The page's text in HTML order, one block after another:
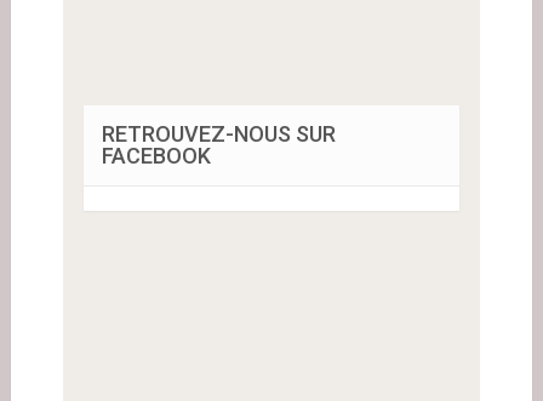
RETROUVEZ-NOUS SUR
FACEBOOK